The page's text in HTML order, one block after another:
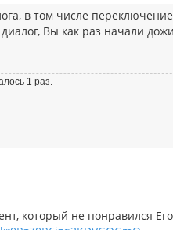
в том числе
Вы как раз начали
1 раз.
который не понравился